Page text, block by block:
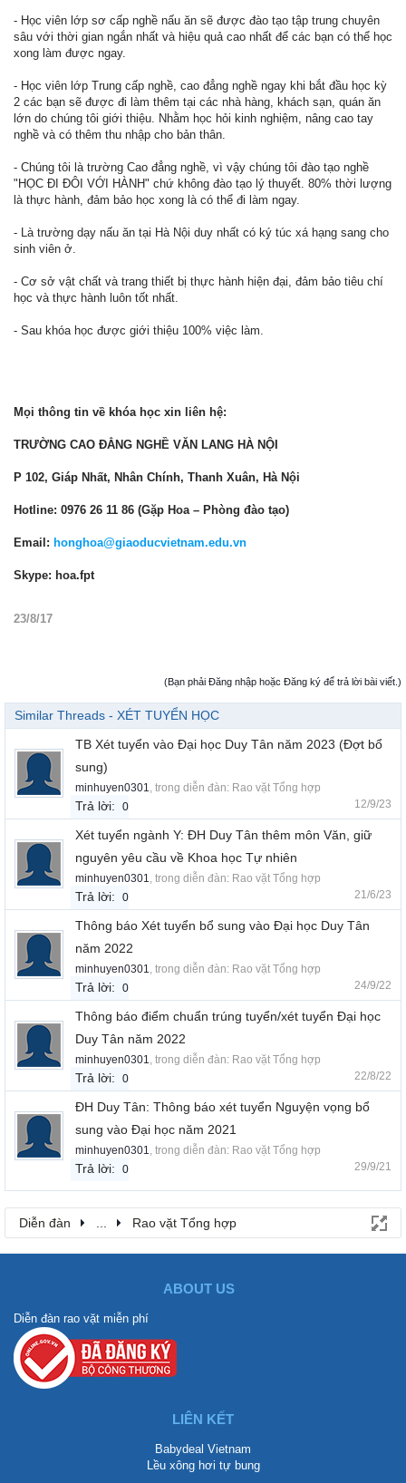
- Học viên lớp sơ cấp nghề nấu ăn sẽ được đào tạo tập trung chuyên
sâu với thời gian ngắn nhất và hiệu quả cao nhất để các bạn có thể học
xong làm được ngay.
- Học viên lớp Trung cấp nghề, cao đẳng nghề ngay khi bắt đầu học kỳ
2 các bạn sẽ được đi làm thêm tại các nhà hàng, khách sạn, quán ăn
lớn do chúng tôi giới thiệu. Nhằm học hỏi kinh nghiệm, nâng cao tay
nghề và có thêm thu nhập cho bản thân.
- Chúng tôi là trường Cao đẳng nghề, vì vậy chúng tôi đào tạo nghề
"HỌC ĐI ĐÔI VỚI HÀNH" chứ không đào tạo lý thuyết. 80% thời lượng
là thực hành, đảm bảo học xong là có thể đi làm ngay.
- Là trường dạy nấu ăn tại Hà Nội duy nhất có ký túc xá hạng sang cho
sinh viên ở.
- Cơ sở vật chất và trang thiết bị thực hành hiện đại, đảm bảo tiêu chí
học và thực hành luôn tốt nhất.
- Sau khóa học được giới thiệu 100% việc làm.
Mọi thông tin về khóa học xin liên hệ:
TRƯỜNG CAO ĐẲNG NGHỀ VĂN LANG HÀ NỘI
P 102, Giáp Nhất, Nhân Chính, Thanh Xuân, Hà Nội
Hotline: 0976 26 11 86 (Gặp Hoa – Phòng đào tạo)
Email: honghoa@giaoducvietnam.edu.vn
Skype: hoa.fpt
23/8/17
(Bạn phải Đăng nhập hoặc Đăng ký để trả lời bài viết.)
Similar Threads - XÉT TUYỂN HỌC
TB Xét tuyển vào Đại học Duy Tân năm 2023 (Đợt bổ
sung)
minhuyen0301, trong diễn đàn: Rao vặt Tổng hợp
Trả lời: 0 12/9/23
Xét tuyển ngành Y: ĐH Duy Tân thêm môn Văn, giữ
nguyên yêu cầu về Khoa học Tự nhiên
minhuyen0301, trong diễn đàn: Rao vặt Tổng hợp
Trả lời: 0 21/6/23
Thông báo Xét tuyển bổ sung vào Đại học Duy Tân
năm 2022
minhuyen0301, trong diễn đàn: Rao vặt Tổng hợp
Trả lời: 0 24/9/22
Thông báo điểm chuẩn trúng tuyển/xét tuyển Đại học
Duy Tân năm 2022
minhuyen0301, trong diễn đàn: Rao vặt Tổng hợp
Trả lời: 0 22/8/22
ĐH Duy Tân: Thông báo xét tuyển Nguyện vọng bổ
sung vào Đại học năm 2021
minhuyen0301, trong diễn đàn: Rao vặt Tổng hợp
Trả lời: 0 29/9/21
Diễn đàn ... Rao vặt Tổng hợp
ABOUT US
Diễn đàn rao vặt miễn phí
LIÊN KẾT
Babydeal Vietnam
Lều xông hơi tự bung